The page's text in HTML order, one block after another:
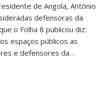
de Angola, António
defensoras da
o Folha 8 publicou diz:
espaços públicos as
e defensores da…